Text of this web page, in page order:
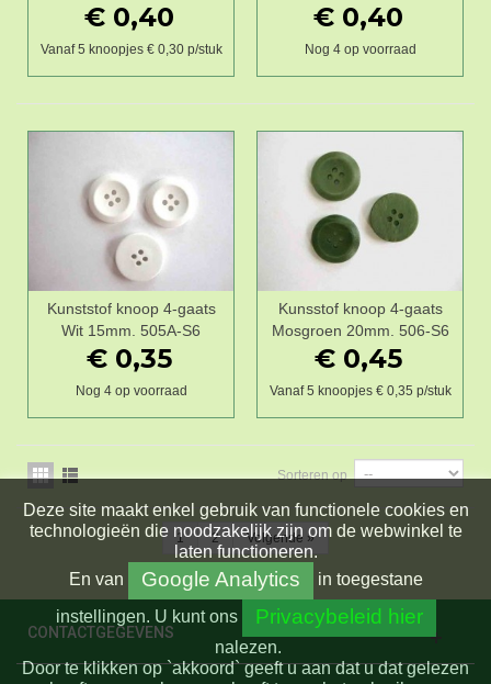
€ 0,40
Vanaf 5 knoopjes € 0,30 p/stuk
€ 0,40
Nog 4 op voorraad
Kunststof knoop 4-gaats
Wit 15mm. 505A-S6
€ 0,35
Nog 4 op voorraad
Kunsstof knoop 4-gaats
Mosgroen 20mm. 506-S6
€ 0,45
Vanaf 5 knoopjes € 0,35 p/stuk
Sorteren op
1 2 Volgende »
CONTACTGEGEVENS
Deze site maakt enkel gebruik van functionele cookies en
technologieën die noodzakelijk zijn om de webwinkel te
laten functioneren.
En van Google Analytics
in toegestane
instellingen. U kunt ons Privacybeleid hier
nalezen.
Door te klikken op `akkoord` geeft u aan dat u dat gelezen